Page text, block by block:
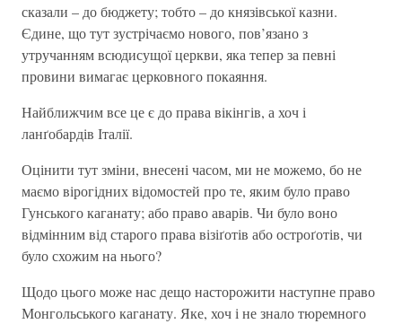
сказали – до бюджету; тобто – до князівської казни.
Єдине, що тут зустрічаємо нового, пов’язано з
утручанням всюдисущої церкви, яка тепер за певні
провини вимагає церковного покаяння.
Найближчим все це є до права вікінгів, а хоч і
ланґобардів Італії.
Оцінити тут зміни, внесені часом, ми не можемо, бо не
маємо вірогідних відомостей про те, яким було право
Гунського каганату; або право аварів. Чи було воно
відмінним від старого права візіґотів або остроґотів, чи
було схожим на нього?
Щодо цього може нас дещо насторожити наступне право
Монгольського каганату. Яке, хоч і не знало тюремного